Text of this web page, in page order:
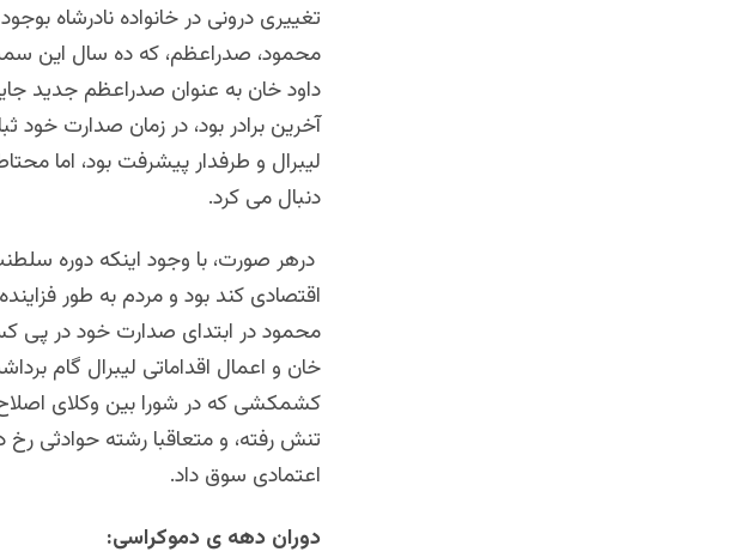
تغییری درونی در خانواده نادرشاه
محمود، صدراعظم، که ده سال این
داود خان به عنوان صدراعظم جدید
آخرین برادر بود، در زمان صدارت خود
لیبرال و طرفدار پیشرفت بود، اما
دنبال می ‌کرد.
درهر صورت، با وجود اینکه دوره
اقتصادی کند بود و مردم به طور
محمود در ابتدای صدارت خود در پی
خان و اعمال اقداماتی لیبرال گام
کشمکشی که در شورا بین وکلای
تنش رفته، و متعاقبا رشته حوادثی
اعتمادی سوق داد.
دوران دهه ی دموکراسی: